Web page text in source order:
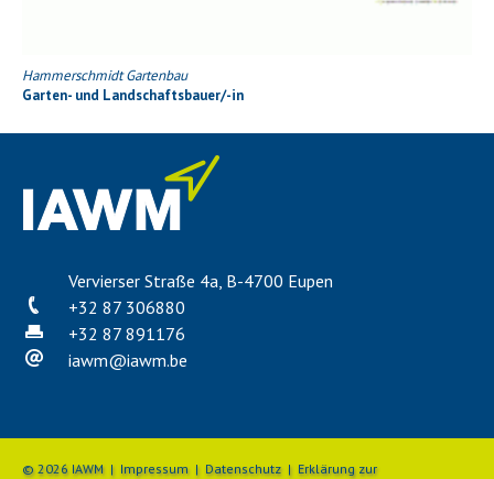
Hammerschmidt Gartenbau
Garten- und Landschaftsbauer/-in
Vervierser Straße 4a, B-4700 Eupen
+32 87 306880
+32 87 891176
iawm@iawm.be
© 2026 IAWM | Impressum| Datenschutz| Erklärung zur